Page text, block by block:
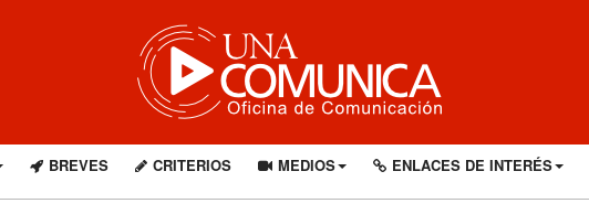
BREVES CRITERIOS MEDIOS ENLACES DE INTERÉS